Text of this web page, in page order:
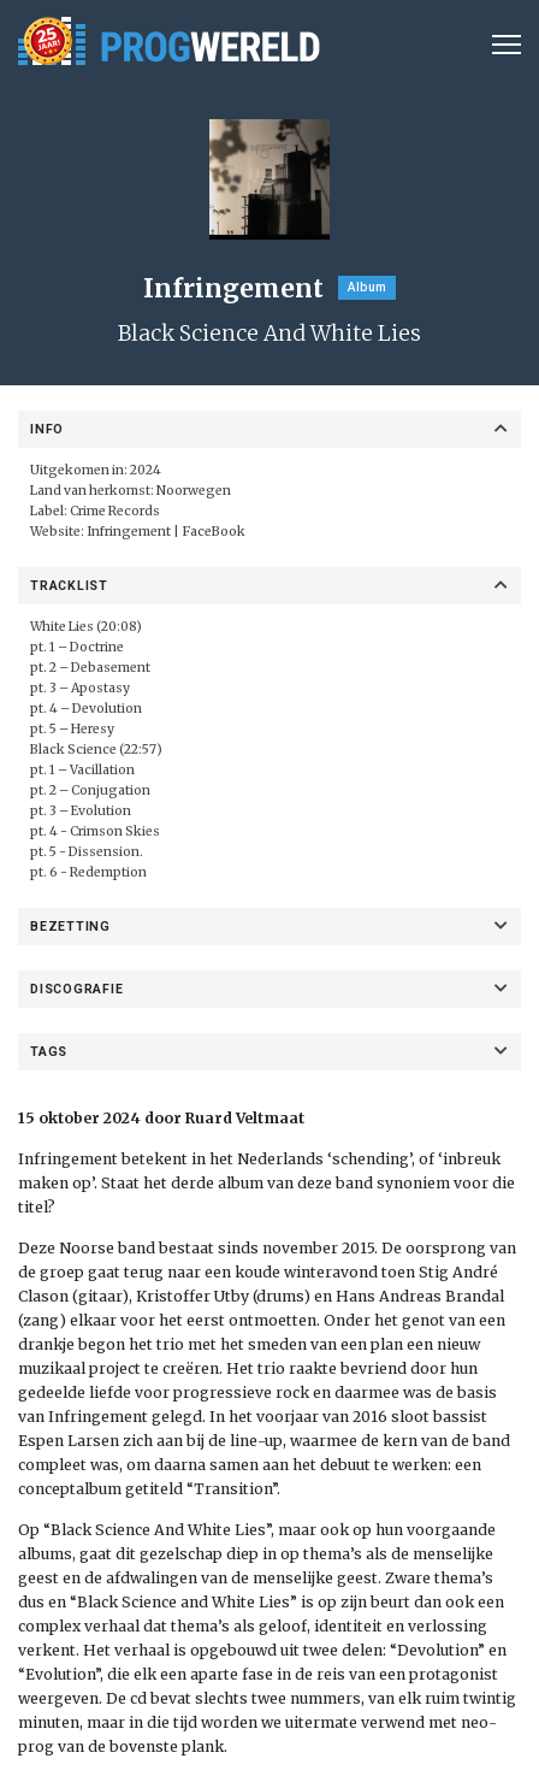
Infringement Album
Black Science And White Lies
INFO
Uitgekomen in: 2024
Land van herkomst: Noorwegen
Label: Crime Records
Website: Infringement | FaceBook
TRACKLIST
White Lies (20:08)
pt. 1 – Doctrine
pt. 2 – Debasement
pt. 3 – Apostasy
pt. 4 – Devolution
pt. 5 – Heresy
Black Science (22:57)
pt. 1 – Vacillation
pt. 2 – Conjugation
pt. 3 – Evolution
pt. 4 - Crimson Skies
pt. 5 - Dissension.
pt. 6 - Redemption
BEZETTING
DISCOGRAFIE
TAGS
15 oktober 2024 door Ruard Veltmaat
Infringement betekent in het Nederlands ‘schending’, of ‘inbreuk
maken op’. Staat het derde album van deze band synoniem voor die
titel?
Deze Noorse band bestaat sinds november 2015. De oorsprong van
de groep gaat terug naar een koude winteravond toen Stig André
Clason (gitaar), Kristoffer Utby (drums) en Hans Andreas Brandal
(zang) elkaar voor het eerst ontmoetten. Onder het genot van een
drankje begon het trio met het smeden van een plan een ​​nieuw
muzikaal project te creëren. Het trio raakte bevriend door hun
gedeelde liefde voor progressieve rock en daarmee was de basis
van Infringement gelegd. In het voorjaar van 2016 sloot bassist
Espen Larsen zich aan bij de line-up, waarmee de kern van de band
compleet was, om daarna samen aan het debuut te werken: een
conceptalbum getiteld “Transition”.
Op “Black Science And White Lies”, maar ook op hun voorgaande
albums, gaat dit gezelschap diep in op thema’s als de menselijke
geest en de afdwalingen van de menselijke geest. Zware thema’s
dus en “Black Science and White Lies” is op zijn beurt dan ook een
complex verhaal dat thema’s als geloof, identiteit en verlossing
verkent. Het verhaal is opgebouwd uit twee delen: “Devolution” en
“Evolution”, die elk een aparte fase in de reis van een protagonist
weergeven. De cd bevat slechts twee nummers, van elk ruim twintig
minuten, maar in die tijd worden we uitermate verwend met neo-
prog van de bovenste plank.